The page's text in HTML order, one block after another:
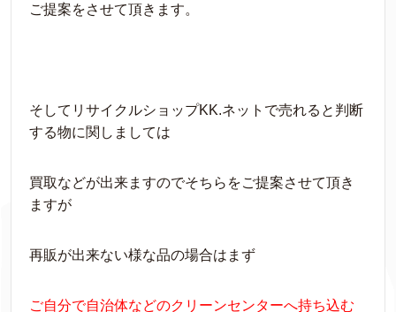
ご提案をさせて頂きます。
そしてリサイクルショップKK.ネットで売れると判断
する物に関しましては
買取などが出来ますのでそちらをご提案させて頂き
ますが
再販が出来ない様な品の場合はまず
ご自分で自治体などのクリーンセンターへ持ち込む